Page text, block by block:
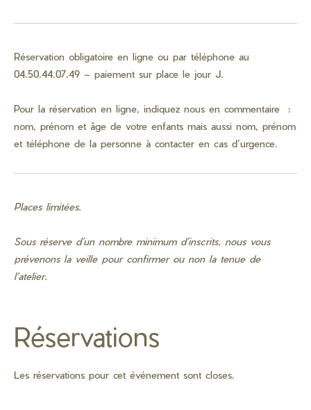
Réservation obligatoire en ligne ou par téléphone au
04.50.44.07.49 – paiement sur place le jour J.
Pour la réservation en ligne, indiquez nous en commentaire :
nom, prénom et âge de votre enfants mais aussi nom, prénom
et téléphone de la personne à contacter en cas d’urgence.
Places limitées.
Sous réserve d’un nombre minimum d’inscrits, nous vous
prévenons la veille pour confirmer ou non la tenue de
l’atelier.
Réservations
Les réservations pour cet événement sont closes.